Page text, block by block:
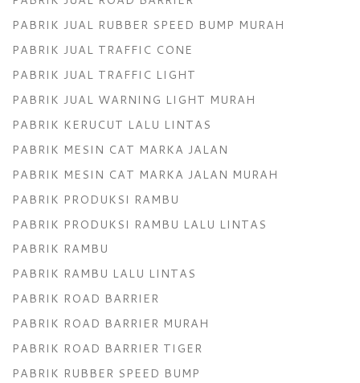
PABRIK JUAL RUBBER SPEED BUMP MURAH
PABRIK JUAL TRAFFIC CONE
PABRIK JUAL TRAFFIC LIGHT
PABRIK JUAL WARNING LIGHT MURAH
PABRIK KERUCUT LALU LINTAS
PABRIK MESIN CAT MARKA JALAN
PABRIK MESIN CAT MARKA JALAN MURAH
PABRIK PRODUKSI RAMBU
PABRIK PRODUKSI RAMBU LALU LINTAS
PABRIK RAMBU
PABRIK RAMBU LALU LINTAS
PABRIK ROAD BARRIER
PABRIK ROAD BARRIER MURAH
PABRIK ROAD BARRIER TIGER
PABRIK RUBBER SPEED BUMP